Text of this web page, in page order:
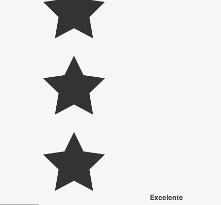
Excelente